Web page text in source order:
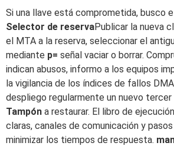
Si una llave está comprometida, busco
Selector de reservaPublicar la nueva
el MTA a la reserva, seleccionar el
mediante p= señal vaciar o borrar.
indican abusos, informo a los equipos
la vigilancia de los índices de fallos
despliego regularmente un nuevo
Tampón a restaurar. El libro de
claras, canales de comunicación y
minimizar los tiempos de respuesta.